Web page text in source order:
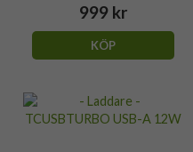
999 kr
KÖP